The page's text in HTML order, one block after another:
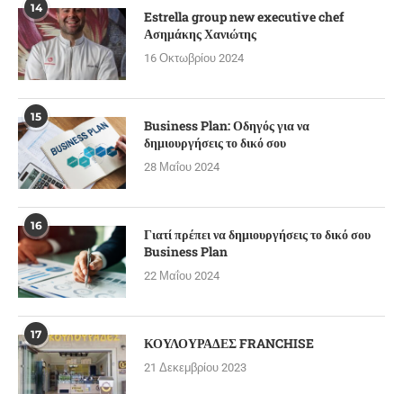
14
Estrella group new executive chef
Ασημάκης Χανιώτης
16 Οκτωβρίου 2024
15
Business Plan: Οδηγός για να
δημιουργήσεις το δικό σου
28 Μαΐου 2024
16
Γιατί πρέπει να δημιουργήσεις το δικό σου
Business Plan
22 Μαΐου 2024
17 ΚΟΥΛΟΥΡΑΔΕΣ FRANCHISE
21 Δεκεμβρίου 2023